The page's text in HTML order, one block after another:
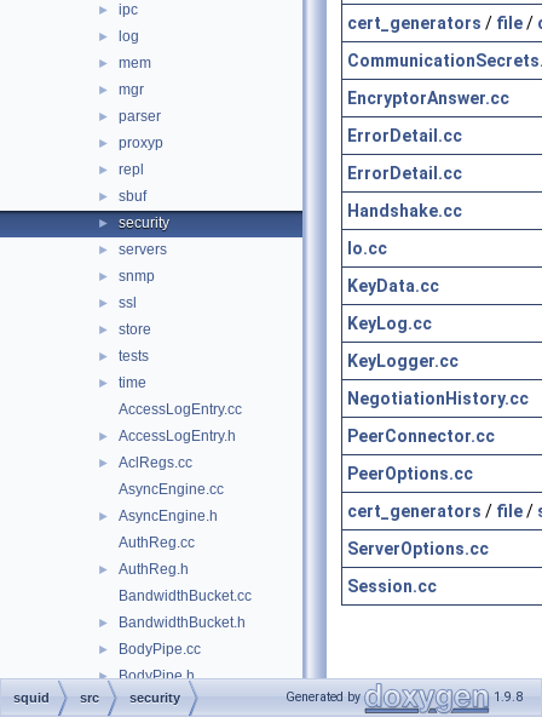
► ipc
► log
► mem
► mgr
► parser
► proxyp
► repl
► sbuf
► security
► servers
► snmp
► ssl
► store
► tests
►
time
AccessLogEntry.cc
► AccessLogEntry.h
►
AclRegs.cc
AsyncEngine.cc
►
AsyncEngine.h
AuthReg.cc
►
AuthReg.h
BandwidthBucket.cc
► BandwidthBucket.h
► BodyPipe.cc
► BodyPipe.h
► cache_cf.cc
cert_generators / file/
EncryptorAnswer.cc
ErrorDetail.cc
ErrorDetail.cc
Handshake.cc
Io.cc
KeyData.cc
KeyLog.cc
KeyLogger.cc
NegotiationHistory.cc
PeerConnector.cc
PeerOptions.cc
cert_generators / file/
ServerOptions.cc
Session.cc
squid src security Generated by 1.9.8